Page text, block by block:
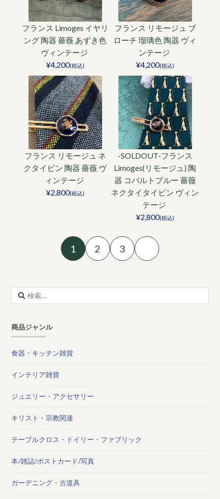
フランス Limoges イヤリ
ング 陶器 薔薇 あずき色
ヴィンテージ
¥4,200(税込)
フランス リモージュ ブ
ローチ 瑠璃色 陶器 ヴィ
ンテージ
¥4,200(税込)
フランス リモージュ ネ
クタイピン 陶器 薔薇 ヴ
ィンテージ
¥2,800(税込)
-SOLDOUT-フランス
Limoges(リモージュ) 陶
器 コバルトブルー 薔薇
ネクタイタイピン ヴィン
テージ
¥2,800(税込)
1 2 3
索:
商品ジャンル
食器・キッチン雑貨
インテリア雑貨
ジュエリー・アクセサリー
キリスト・宗教関連
テーブルクロス・ドイリー・ファブリック
本/雑誌/ポストカード/写真
ガーデニング・古道具